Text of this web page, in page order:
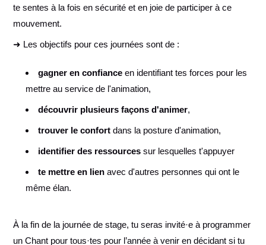
te sentes à la fois en sécurité et en joie de participer à ce
mouvement.
➜ Les objectifs pour ces journées sont de :
gagner en confianceen identifiant tes forces pour les
mettre au service de l'animation,
découvrir plusieurs façons d'animer,
trouver le confortdans la posture d'animation,
identifier des ressourcessur lesquelles t'appuyer
te mettre en lienavec d'autres personnes qui ont le
même élan.
À la fin de la journée de stage, tu seras invité·e à programmer
un Chant pour tous·tes pour l’année à venir en décidant si tu